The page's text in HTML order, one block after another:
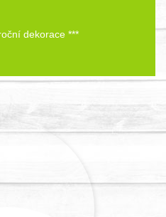
dekorace ***